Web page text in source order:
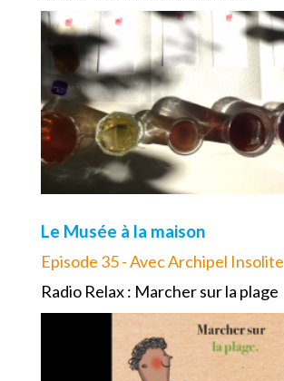
Le Musée à la maison
Episode 35 - Avec Archipel Insolite
Radio Relax : Marcher sur la plage